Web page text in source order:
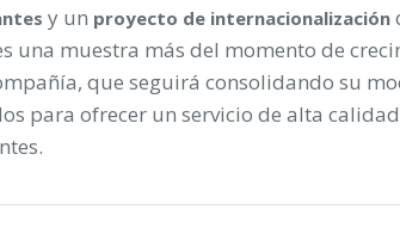
y un proyecto de internacionalización
una muestra más del momento de
que seguirá consolidando su
para ofrecer un servicio de alta